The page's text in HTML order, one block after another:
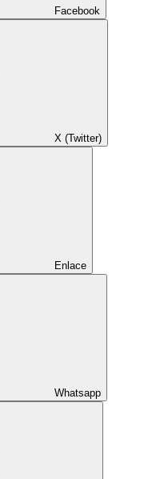
Facebook
X (Twitter)
Enlace
Whatsapp